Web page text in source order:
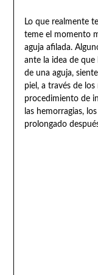
Lo que realmente
teme el momento
aguja afilada.
ante la idea de
de una aguja,
piel, a través de
procedimiento de
las hemorragias,
prolongado